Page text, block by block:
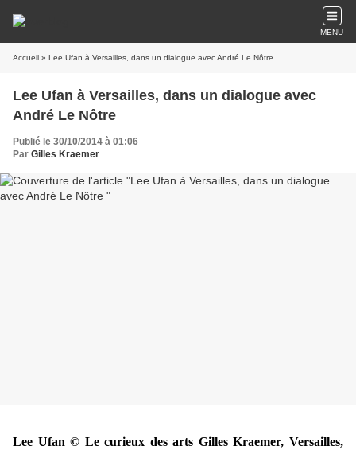
MENU
Accueil » Lee Ufan à Versailles, dans un dialogue avec André Le Nôtre
Lee Ufan à Versailles, dans un dialogue avec
André Le Nôtre
Publié le 30/10/2014 à 01:06
Par Gilles Kraemer
Lee Ufan © Le curieux des arts Gilles Kraemer, Versailles,